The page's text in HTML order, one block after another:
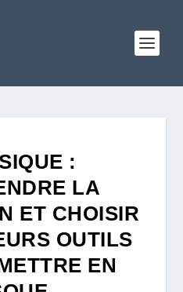
:
LA
ET CHOISIR
OUTILS
EN